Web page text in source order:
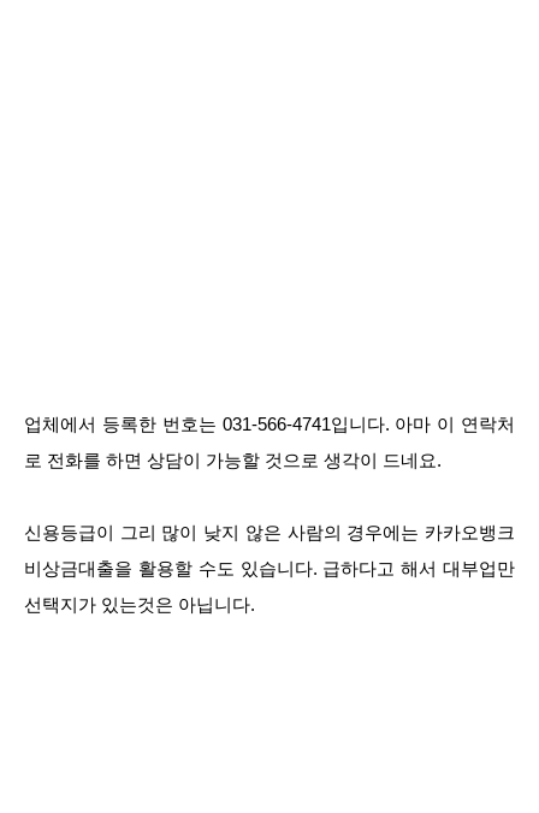
업체에서 등록한 번호는 031-566-4741입니다. 아마 이 연락처
로 전화를 하면 상담이 가능할 것으로 생각이 드네요.
신용등급이 그리 많이 낮지 않은 사람의 경우에는 카카오뱅크
비상금대출을 활용할 수도 있습니다. 급하다고 해서 대부업만
선택지가 있는것은 아닙니다.